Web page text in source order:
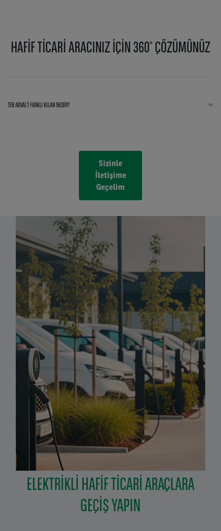
HAFIF TICARI ARACINIZ IÇIN 360° ÇÖZÜMÜNÜZ
TEB ARVAL'I FARKLI KILAN NEDIR?
Sizinle
İletişime
Geçelim
column
columnELEKTRIKLI HAFIF TICARI ARAÇLARA
GEÇIŞ YAPIN